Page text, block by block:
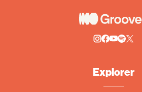
Explorer